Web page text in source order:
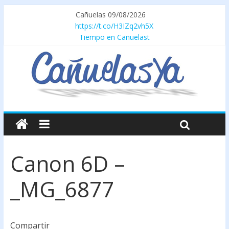
Cañuelas 09/08/2026
https://t.co/H3IZq2vh5X
Tiempo en Canuelast
Canon 6D –
_MG_6877
Compartir